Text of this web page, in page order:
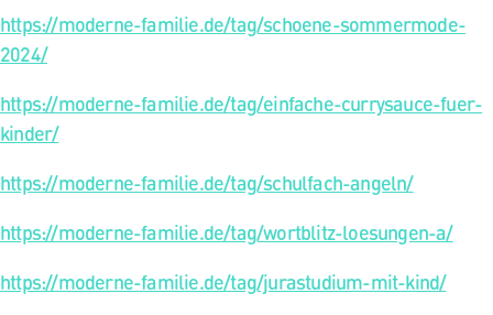
https://moderne-familie.de/tag/schoene-sommermode-
2024/
https://moderne-familie.de/tag/einfache-currysauce-fuer-
kinder/
https://moderne-familie.de/tag/schulfach-angeln/
https://moderne-familie.de/tag/wortblitz-loesungen-a/
https://moderne-familie.de/tag/jurastudium-mit-kind/